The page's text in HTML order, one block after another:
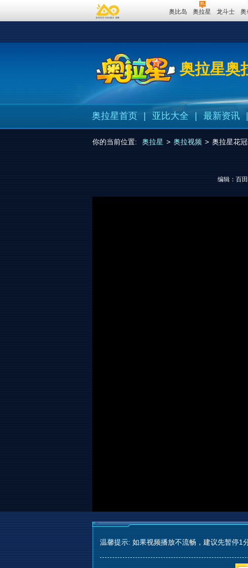
奥比岛 奥拉星 龙斗士 奥
奥拉星奥
奥拉星首页 亚比大全 最新资讯
你的当前位置: 奥拉星 > 奥拉视频 > 奥拉星花
编辑：百
温馨提示: 如果视频播放不流畅，建议先暂停1